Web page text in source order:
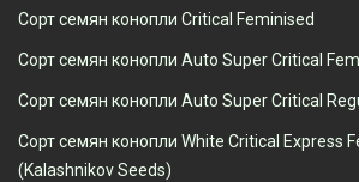
Сорт семян конопли Critical Feminised
Сорт семян конопли Auto Super Critical
Сорт семян конопли Auto Super Critical
Сорт семян конопли White Critical Express
(Kalashnikov Seeds)